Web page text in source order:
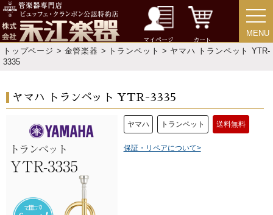
マイページ カート
MENU
MENU
トップページ > 金管楽器 > トランペット > ヤマハ トランペット YTR-
3335
ヤマハ トランペット YTR-3335
ヤマハ トランペット 送料無料
保証・リペアについて>